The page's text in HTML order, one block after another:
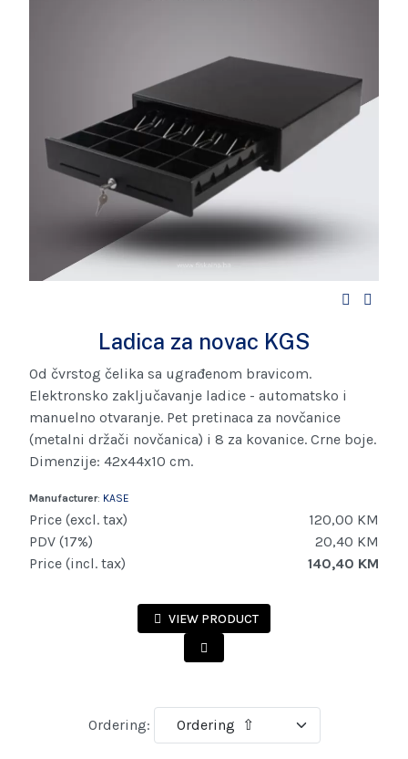
Ladica za novac KGS
Od čvrstog čelika sa ugrađenom bravicom.
Elektronsko zaključavanje ladice - automatsko i
manuelno otvaranje. Pet pretinaca za novčanice
(metalni držači novčanica) i 8 za kovanice. Crne boje.
Dimenzije: 42x44x10 cm.
Manufacturer: KASE
Price (excl. tax)
120,00 KM
PDV (17%)
20,40 KM
Price (incl. tax)
140,40 KM
VIEW PRODUCT
Ordering: